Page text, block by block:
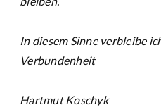
In diesem Sinne verbleibe
Verbundenheit
Hartmut Koschyk